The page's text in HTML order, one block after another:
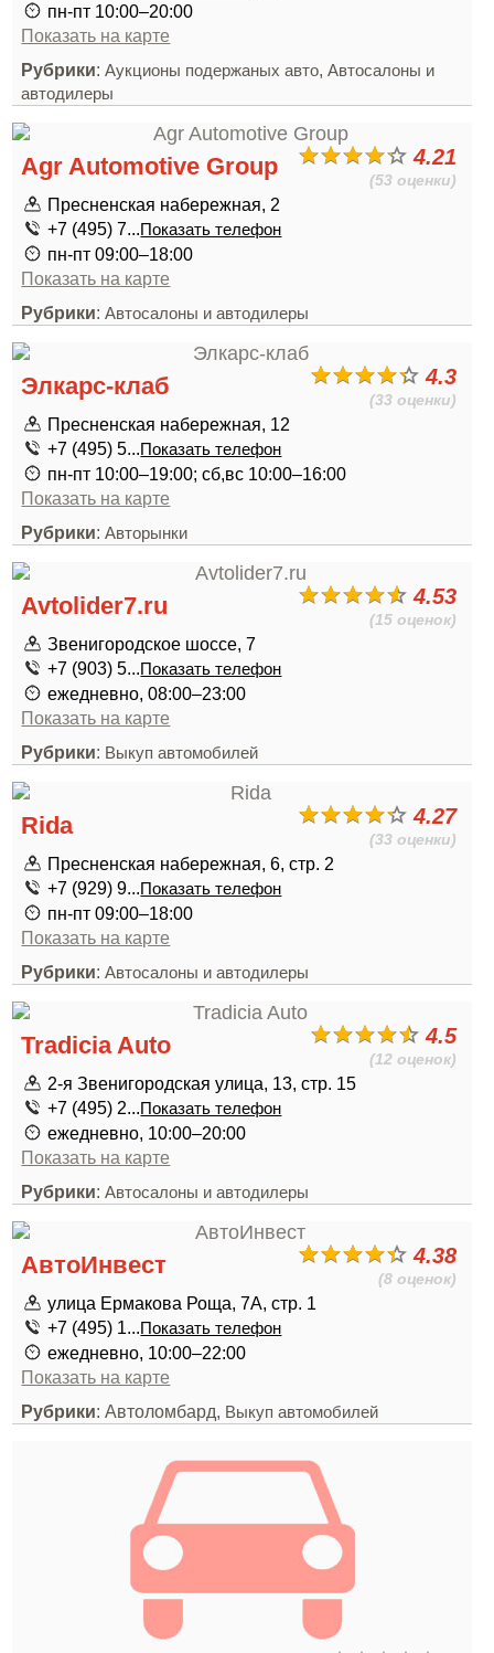
пн-пт 10:00–20:00
Показать на карте
Рубрики:Аукционы подержаных авто,Автосалоны и
автодилеры
4.21
(53 оценки)
Agr Automotive Group
Пресненская набережная, 2
+7 (495) 7...Показать телефон
пн-пт 09:00–18:00
Показать на карте
Рубрики:Автосалоны и автодилеры
4.3
(33 оценки)
Элкарс-клаб
Пресненская набережная, 12
+7 (495) 5...Показать телефон
пн-пт 10:00–19:00; сб,вс 10:00–16:00
Показать на карте
Рубрики:Авторынки
4.53
(15 оценок)
Avtolider7.ru
Звенигородское шоссе, 7
+7 (903) 5...Показать телефон
ежедневно, 08:00–23:00
Показать на карте
Рубрики: Выкуп автомобилей
4.27
(33 оценки)
Rida
Пресненская набережная, 6, стр. 2
+7 (929) 9...Показать телефон
пн-пт 09:00–18:00
Показать на карте
Рубрики:Автосалоны и автодилеры
4.5
(12 оценок)
Tradicia Auto
2-я Звенигородская улица, 13, стр. 15
+7 (495) 2...Показать телефон
ежедневно, 10:00–20:00
Показать на карте
Рубрики:Автосалоны и автодилеры
4.38
(8 оценок)
АвтоИнвест
улица Ермакова Роща, 7А, стр. 1
+7 (495) 1...Показать телефон
ежедневно, 10:00–22:00
Показать на карте
Рубрики: Автоломбард, Выкуп автомобилей